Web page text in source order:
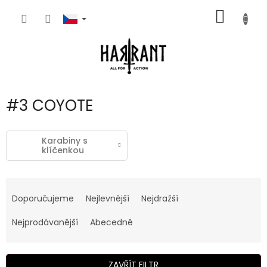
KOŠÍK
#3 COYOTE
Karabiny s
klíčenkou
a
e
í
Doporučujeme Nejlevnější
Nejdražší
Nejprodávanější
Abecedně
ZAVŘÍT FILTR